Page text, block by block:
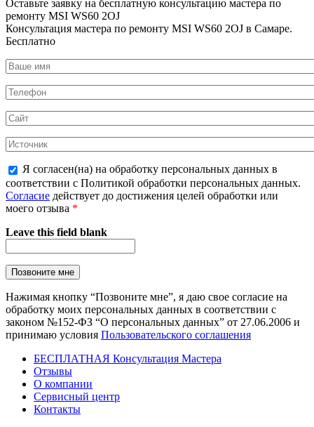
Оставьте заявку на бесплатную консультацию мастера по
ремонту MSI WS60 2OJ
Консультация мастера по ремонту MSI WS60 2OJ в Самаре.
Бесплатно
Я согласен(на) на обработку персональных данных в
соответствии с Политикой обработки персональных данных.
Согласие действует до достижения целей обработки или
моего отзыва *
Leave this field blank
Нажимая кнопку “Позвоните мне”, я даю свое согласие на
обработку моих персональных данных в соответствии с
законом №152-ФЗ “О персональных данных” от 27.06.2006 и
принимаю условия Пользовательского соглашения
БЕСПЛАТНАЯ Консультация Мастера
Отзывы
О компании
Сервисный центр
Контакты